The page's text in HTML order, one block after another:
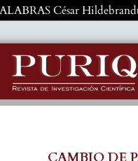
del artículoCésar